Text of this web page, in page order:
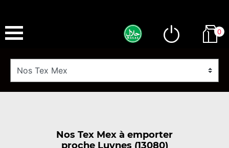
0
Nos Tex Mex à emporter
proche Luynes (13080)